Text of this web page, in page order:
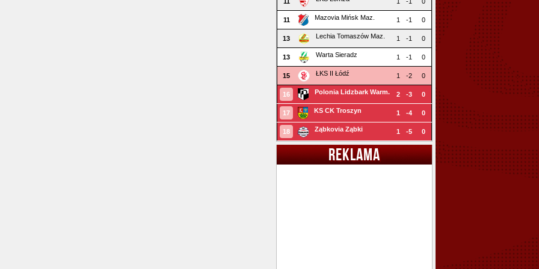
11 Mazovia Mińsk Maz. 1 -1 0
13 Lechia Tomaszów Maz. 1 -1 0
13 Warta Sieradz 1 -1 0
15 ŁKS II Łódź 1 -2 0
16 Polonia Lidzbark Warm. 2 -3 0
17 KS CK Troszyn 1 -4 0
18 Ząbkovia Ząbki 1 -5 0
REKLAMA